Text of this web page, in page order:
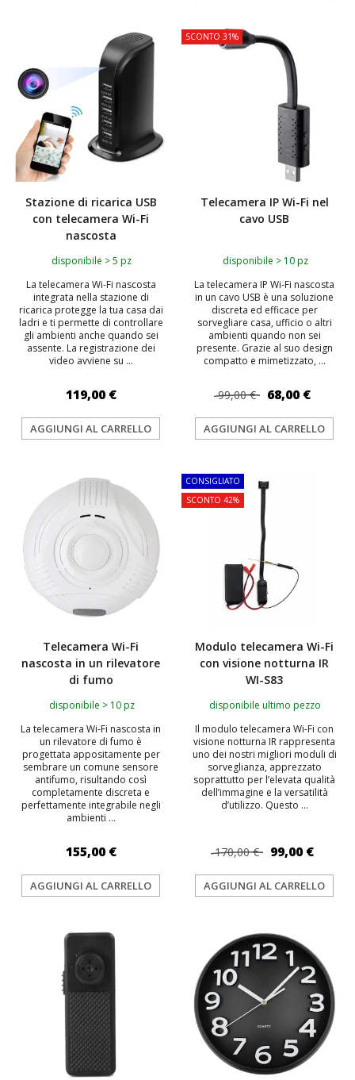
Stazione di ricarica USB
con telecamera Wi-Fi
nascosta
disponibile > 5 pz
La telecamera Wi-Fi nascosta
integrata nella stazione di
ricarica protegge la tua casa dai
ladri e ti permette di controllare
gli ambienti anche quando sei
assente. La registrazione dei
video avviene su ...
119,00 €
AGGIUNGI AL CARRELLO
SCONTO 31%
Telecamera IP Wi-Fi nel
cavo USB
disponibile > 10 pz
La telecamera IP Wi-Fi nascosta
in un cavo USB è una soluzione
discreta ed efficace per
sorvegliare casa, ufficio o altri
ambienti quando non sei
presente. Grazie al suo design
compatto e mimetizzato, ...
99,00 € 68,00 €
AGGIUNGI AL CARRELLO
Telecamera Wi-Fi
nascosta in un rilevatore
di fumo
disponibile > 10 pz
La telecamera Wi‑Fi nascosta in
un rilevatore di fumo è
progettata appositamente per
sembrare un comune sensore
antifumo, risultando così
completamente discreta e
perfettamente integrabile negli
ambienti ...
155,00 €
AGGIUNGI AL CARRELLO
CONSIGLIATO
SCONTO 42%
Modulo telecamera Wi-Fi
con visione notturna IR
WI-S83
disponibile ultimo pezzo
Il modulo telecamera Wi-Fi con
visione notturna IR rappresenta
uno dei nostri migliori moduli di
sorveglianza, apprezzato
soprattutto per l’elevata qualità
dell’immagine e la versatilità
d’utilizzo. Questo ...
170,00 € 99,00 €
AGGIUNGI AL CARRELLO